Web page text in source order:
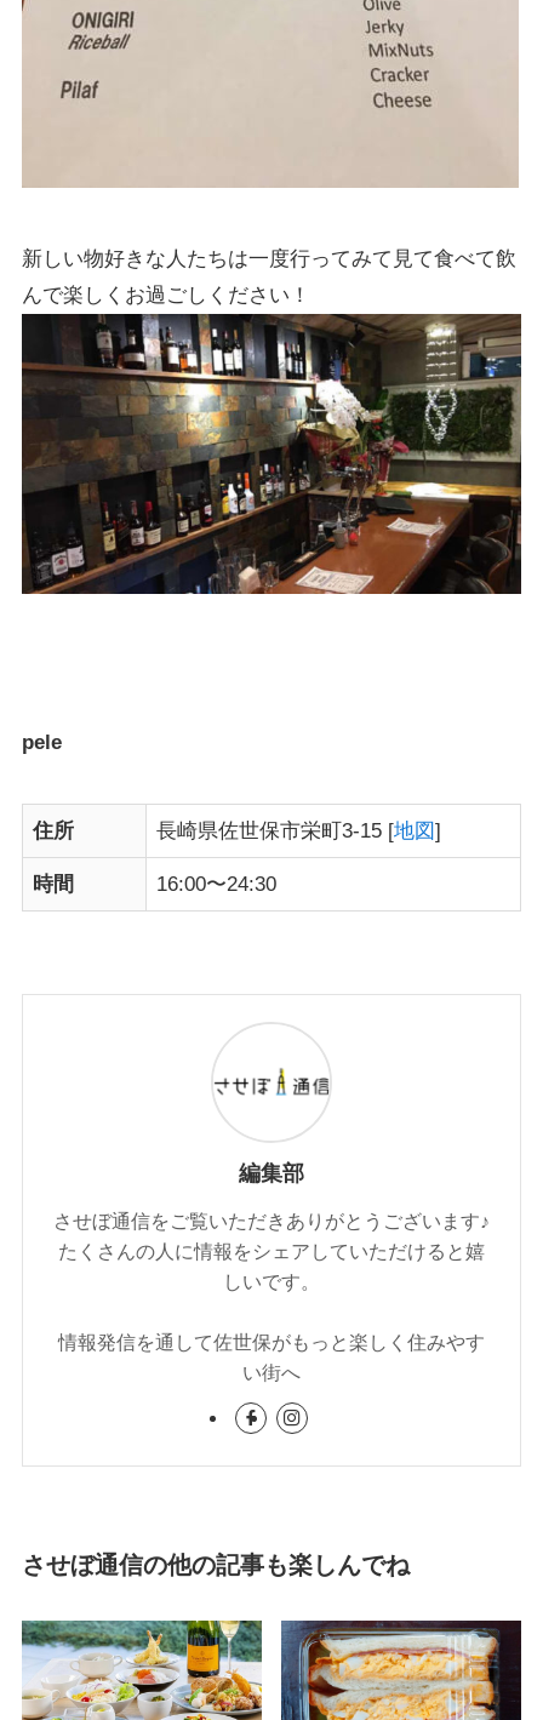
新しい物好きな人たちは一度行ってみて見て食べて飲
んで楽しくお過ごしください！
pele
住所 長崎県佐世保市栄町3-15 [地図]
時間 16:00〜24:30
編集部
させぼ通信をご覧いただきありがとうございます♪
たくさんの人に情報をシェアしていただけると嬉
しいです。
情報発信を通して佐世保がもっと楽しく住みやす
い街へ
させぼ通信の他の記事も楽しんでね